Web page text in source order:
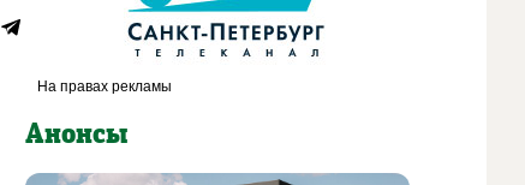
Анонсы